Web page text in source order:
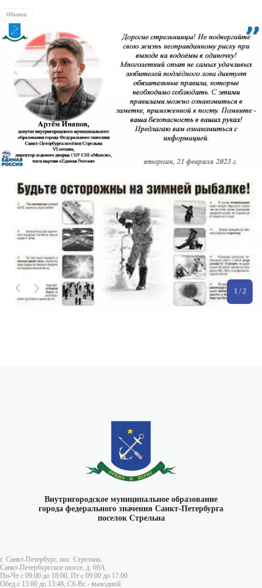
#Иванов
1 / 2
Внутригородское муниципальное образование
города федерального значения Санкт-Петербурга
поселок Стрельна
г. Санкт-Петербург, пос. Стрельна,
Санкт-Петербургское шоссе, д. 69А
Пн-Чт с 09:00 до 18:00, Пт с 09:00 до 17:00
Обед с 13:00 до 13:48, Сб-Вс - выходной